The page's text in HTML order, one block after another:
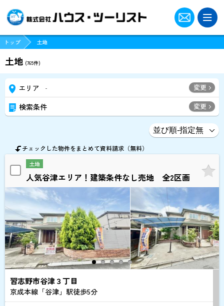
トップ 土地
土地 (765件)
エリア - 変更
検索条件 変更
チェックした物件をまとめて資料請求（無料）
土地
人気谷津エリア！建築条件なし売地 全2区画
習志野市谷津３丁目
京成本線「谷津」駅徒歩5分